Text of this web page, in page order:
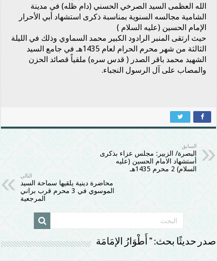
الله العظمى السيد الصرخي الحسني (دام ظله) في مدينة
الشامية مجالسه السنوية بمناسبة ذكرى استشهاد أبي الأحرار
الإمام الحسين (عليه السلام )
حيث ارتقى المنبر الرادود الكبير محمد السماوي وذلك في الليلة
الثالثة من شهر محرم الحرام لعام 1435هـ في جامع السيد
الشهيد محمد باقر الصدر ( قدس سره) ملقياً قصائد الحزن
والمصاب على آل الرسول النجباء.
السابق
البصرة/ الزبير: مجلس عزاء بذكرى
أستشهاد الامام الحسين (عليه
السلام) 2 محرم 1435هـ
التالي
محاضرة دينية يلقيها سماحة السيد
الموسوي في 3 محرم قرب براني
المرجعية
صدر حديثًا بحث: ” أَطْوَارُ الإمَامَة